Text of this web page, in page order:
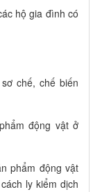
hộ gia đình có
chế, chế biến
động vật ở
phẩm động vật
ly kiểm dịch